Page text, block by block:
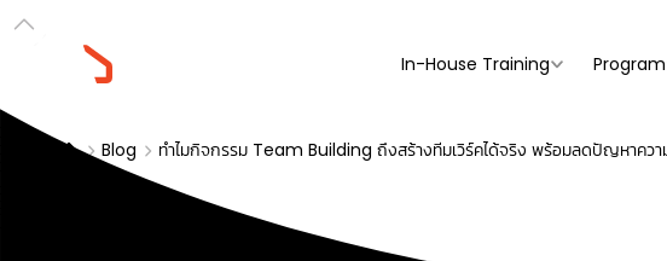
In-House Training Program
Blog ทำไมกิจกรรม Team Building ถึงสร้างทีมเวิร์คได้จริง พร้อมลดปัญหาควา